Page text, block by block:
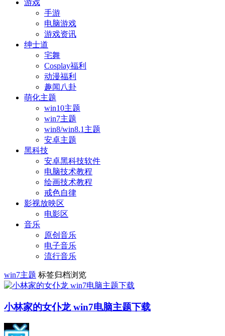
游戏
手游
电脑游戏
游戏资讯
绅士道
宅舞
Cosplay福利
动漫福利
趣闻八卦
萌化主题
win10主题
win7主题
win8/win8.1主题
安卓主题
黑科技
安卓黑科技软件
电脑技术教程
绘画技术教程
戒色自律
影视放映区
电影区
音乐
原创音乐
电子音乐
流行音乐
win7主题 标签归档浏览
小林家的女仆龙 win7电脑主题下载